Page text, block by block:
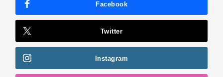
Facebook
Twitter
Instagram